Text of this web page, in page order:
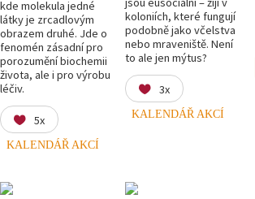
kde molekula jedné
látky je zrcadlovým
obrazem druhé. Jde o
fenomén zásadní pro
porozumění biochemii
života, ale i pro výrobu
léčiv.
5x
KALENDÁŘ AKCÍ
koloniích, které fungují
podobně jako včelstva
nebo mraveniště. Není
to ale jen mýtus?
3x
KALENDÁŘ AKCÍ